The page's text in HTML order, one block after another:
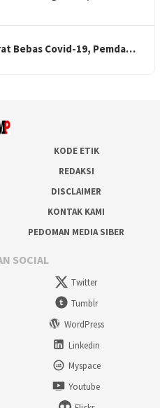
Bebas Covid-19, Pemda…
KODE ETIK
REDAKSI
DISCLAIMER
KONTAK KAMI
PEDOMAN MEDIA SIBER
SOCIAL
Twitter
Tumblr
WordPress
Linkedin
Myspace
Youtube